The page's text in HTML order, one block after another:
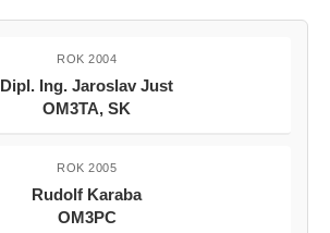
ROK 2004
Dipl. Ing. Jaroslav Just
OM3TA, SK
ROK 2005
Rudolf Karaba
OM3PC